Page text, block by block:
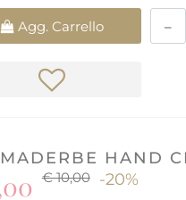
Agg. Carrello
HAND
€ 10,00 -20%